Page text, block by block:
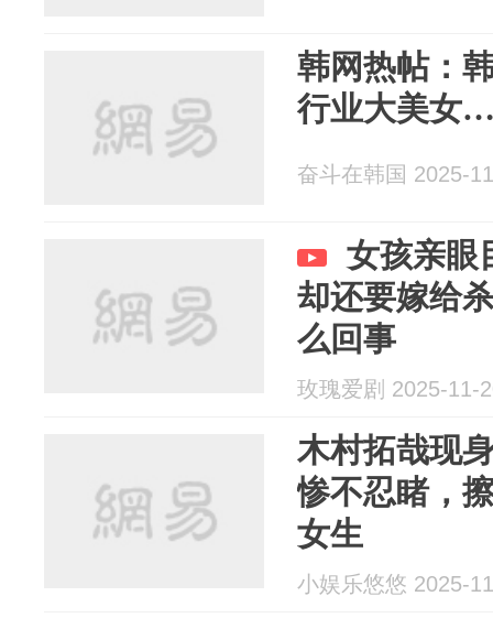
韩网热帖：
行业大美女
奋斗在韩国 2025-
女孩亲眼
却还要嫁给
么回事
玫瑰爱剧 2025-11-
木村拓哉现
惨不忍睹，
女生
小娱乐悠悠 2025-